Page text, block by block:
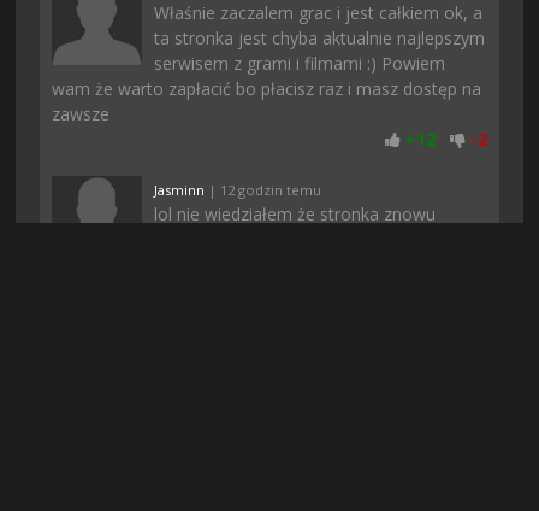
Właśnie zaczalem grac i jest całkiem ok, a
ta stronka jest chyba aktualnie najlepszym
serwisem z grami i filmami :) Powiem
wam że warto zapłacić bo płacisz raz i masz dostęp na
zawsze
+12 -2
Jasminn | 12 godzin temu
lol nie wiedziałem że stronka znowu